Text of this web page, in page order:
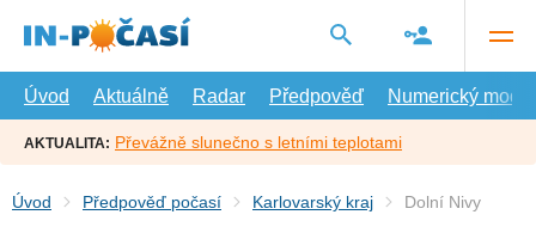
hlavní
Úvod
Aktuálně Radar Předpověď Numerický model
AKTUALITA: Převážně slunečno s letními teplotami
Úvod Předpověď počasí Karlovarský kraj Dolní Nivy